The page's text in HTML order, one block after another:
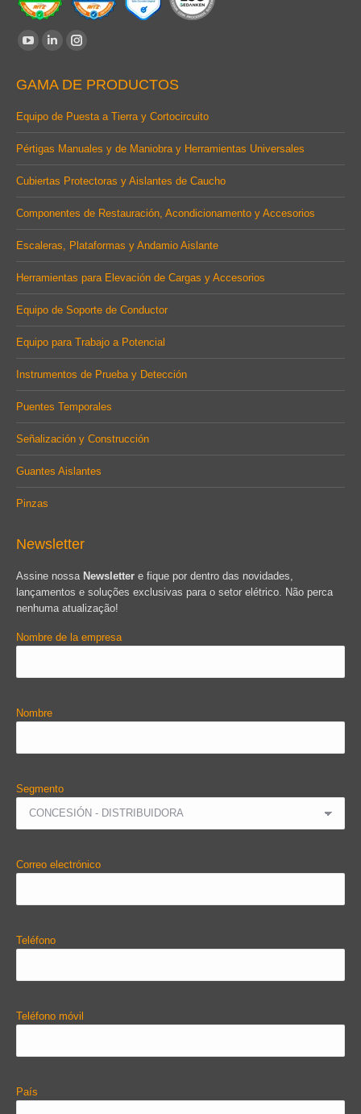
Find us on:
opens
in
window
Linkedin
opens
in
window
Instagram
opens
in
window
GAMA DE PRODUCTOS
Equipo de Puesta a Tierra y Cortocircuito
Pértigas Manuales y de Maniobra y Herramientas Universales
Cubiertas Protectoras y Aislantes de Caucho
Componentes de Restauración, Acondicionamento y Accesorios
Escaleras, Plataformas y Andamio Aislante
Herramientas para Elevación de Cargas y Accesorios
Equipo de Soporte de Conductor
Equipo para Trabajo a Potencial
Instrumentos de Prueba y Detección
Puentes Temporales
Señalización y Construcción
Guantes Aislantes
Pinzas
Newsletter
Assine nossa Newsletter e fique por dentro das novidades,
lançamentos e soluções exclusivas para o setor elétrico. Não perca
nenhuma atualização!
Nombre de la empresa
Nombre
Segmento
Correo electrónico
Teléfono
Teléfono móvil
País